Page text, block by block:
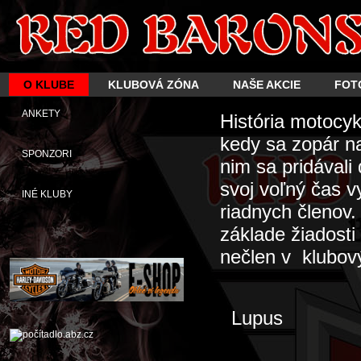
O KLUBE KLUBOVÁ ZÓNA NAŠE AKCIE
História
kedy sa zopár
nim sa
svoj voľný čas
riadnych
základe
nečlen v
Lupus
ANKETY
SPONZORI
INÉ KLUBY